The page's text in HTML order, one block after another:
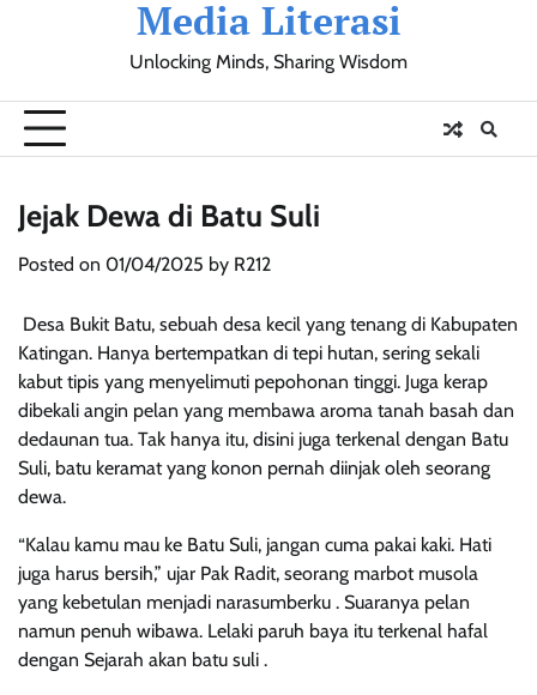
Media Literasi
Unlocking Minds, Sharing Wisdom
Pendidikan
SosialOlahraga
Resensi
Ulasan
Opini
Jejak Dewa di Batu Suli
Posted on 01/04/2025 by R212
Desa Bukit Batu, sebuah desa kecil yang tenang di Kabupaten
Katingan. Hanya bertempatkan di tepi hutan, sering sekali
kabut tipis yang menyelimuti pepohonan tinggi. Juga kerap
dibekali angin pelan yang membawa aroma tanah basah dan
dedaunan tua. Tak hanya itu, disini juga terkenal dengan Batu
Suli, batu keramat yang konon pernah diinjak oleh seorang
dewa.
“Kalau kamu mau ke Batu Suli, jangan cuma pakai kaki. Hati
juga harus bersih,” ujar Pak Radit, seorang marbot musola
yang kebetulan menjadi narasumberku . Suaranya pelan
namun penuh wibawa. Lelaki paruh baya itu terkenal hafal
dengan Sejarah akan batu suli .